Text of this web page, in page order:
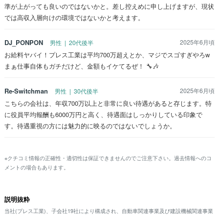
準が上がっても良いのではないかと。差し控えめに申し上げますが、現状
では高収入層向けの環境ではないかと考えます。
DJ_PONPON 男性 | 20代後半 2025年6月頃
お給料ヤバイ！プレス工業は平均700万超えとか、マジでスゴすぎやろw
まぁ仕事自体もガチだけど、金額もイケてるぜ！ 🔧🎶
Re-Switchman 男性 | 30代後半 2025年6月頃
こちらの会社は、年収700万以上と非常に良い待遇があると存じます。特
に役員平均報酬も6000万円と高く、待遇面はしっかりしている印象で
す。待遇重視の方には魅力的に映るのではないでしょうか。
※クチコミ情報の正確性・適切性は保証できませんのでご注意下さい。過去情報へのコ
メントの場合もあります。
説明抜粋
当社(プレス工業)、子会社19社により構成され、自動車関連事業及び建設機械関連事業